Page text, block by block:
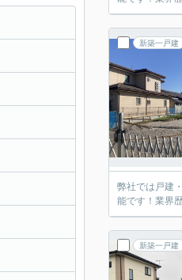
新築一戸建
弊社では戸建
能です！業界
新築一戸建